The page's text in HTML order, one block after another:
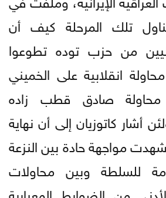
تلك المرحلة كيف أن
من حزب توده تطوعوا
انقلابية على الخميني
محاولة صادق قطب زاده
أشار كاتوزيان إلى أن نهاية
مواجهة حادة بين النزعة
للسلطة وبين محاولات
من الضوابط المعيارية